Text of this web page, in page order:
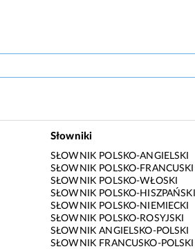
Słowniki
SŁOWNIK POLSKO-ANGIELSKI
SŁOWNIK POLSKO-FRANCUSKI
SŁOWNIK POLSKO-WŁOSKI
SŁOWNIK POLSKO-HISZPAŃSKI
SŁOWNIK POLSKO-NIEMIECKI
SŁOWNIK POLSKO-ROSYJSKI
SŁOWNIK ANGIELSKO-POLSKI
SŁOWNIK FRANCUSKO-POLSKI